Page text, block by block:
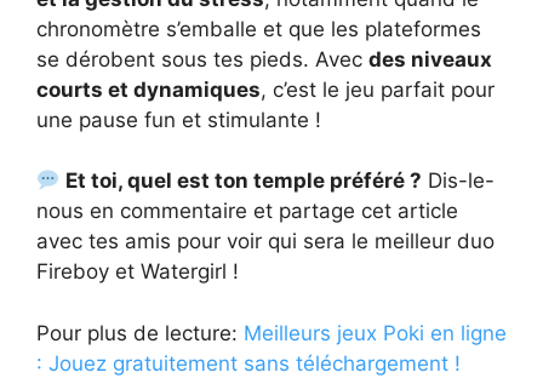
chronomètre s’emballe et que les plateformes
se dérobent sous tes pieds. Avec des niveaux
courts et dynamiques, c’est le jeu parfait pour
une pause fun et stimulante !
Et toi, quel est ton temple préféré ? Dis-le-
nous en commentaire et partage cet article
avec tes amis pour voir qui sera le meilleur duo
Fireboy et Watergirl !
Pour plus de lecture: Meilleurs jeux Poki en ligne
: Jouez gratuitement sans téléchargement !